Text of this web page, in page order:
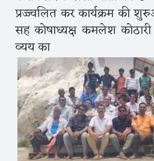
प्रज्ज्वलित कर कार्यक्रम
सह कोषाध्यक्ष कमलेश
व्यय का